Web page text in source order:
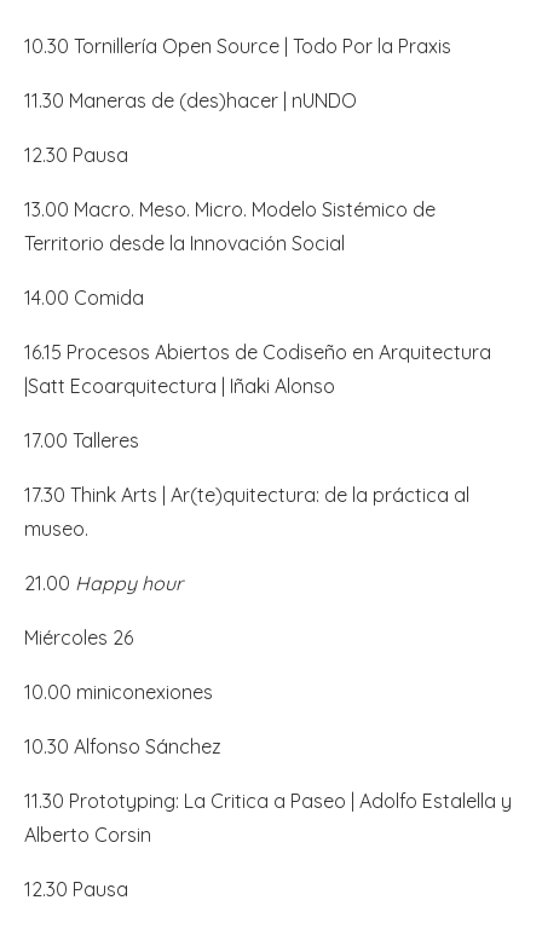
10.30 Tornillería Open Source | Todo Por la Praxis
11.30 Maneras de (des)hacer | nUNDO
12.30 Pausa
13.00 Macro. Meso. Micro. Modelo Sistémico de
Territorio desde la Innovación Social
14.00 Comida
16.15 Procesos Abiertos de Codiseño en Arquitectura
|Satt Ecoarquitectura | Iñaki Alonso
17.00 Talleres
17.30 Think Arts | Ar(te)quitectura: de la práctica al
museo.
21.00 Happy hour
Miércoles 26
10.00 miniconexiones
10.30 Alfonso Sánchez
11.30 Prototyping: La Critica a Paseo | Adolfo Estalella y
Alberto Corsin
12.30 Pausa